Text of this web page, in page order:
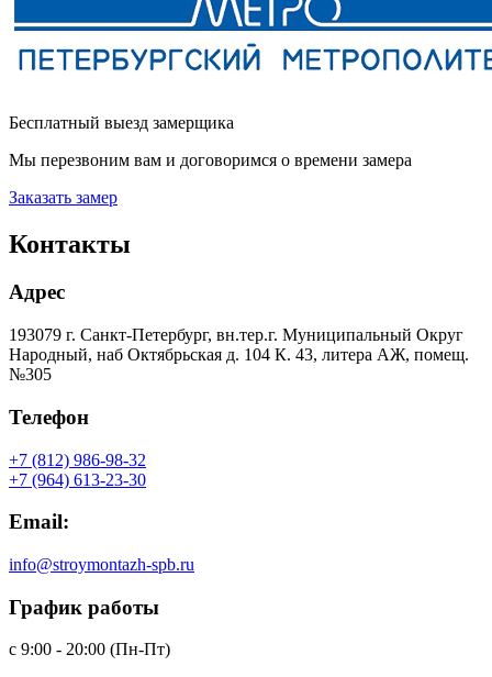
Бесплатный выезд замерщика
Мы перезвоним вам и договоримся о времени замера
Заказать замер
Контакты
Адрес
193079 г. Санкт-Петербург, вн.тер.г. Муниципальный Округ
Народный, наб Октябрьская д. 104 К. 43, литера АЖ, помещ.
№305
Телефон
+7 (812) 986-98-32
+7 (964) 613-23-30
Email:
info@stroymontazh-spb.ru
График работы
с 9:00 - 20:00 (Пн-Пт)